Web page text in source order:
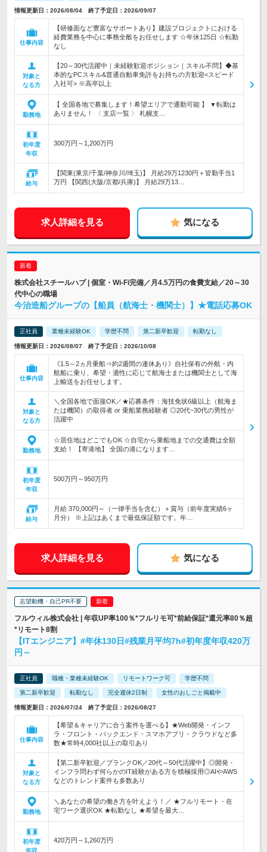
情報更新日：2026/08/04 終了予定日：2026/09/07
仕事内容
【研修面など豊富なサポートあり】建設プロジェクトにおける
経費業務を中心に事務全般をお任せします ☆年休125日 ☆転勤
なし
対象と
なる方
【20～30代活躍中｜未経験歓迎ポジション｜スキル不問】◆基
本的なPCスキル&普通自動車免許をお持ちの方歓迎<スピード
入社可> ※高卒以上
勤務地
【 全国各地で募集します！希望エリアで通勤可能 】 ▼転勤は
ありません！ 〈 支店一覧 〉 札幌支…
初年度
年収
300万円～1,200万円
給与
【関東(東京/千葉/神奈川/埼玉)】 月給29万1230円＋皆勤手当1
万円 【関西(大阪/京都/兵庫)】 月給29万13…
求人詳細を見る 気になる
株式会社スチールハブ | 個室・Wi-Fi完備／月4.5万円の食費支給／20～30
代中心の職場
今治造船グループの【船員（航海士・機関士）】★電話応募OK
正社員 業種未経験OK 学歴不問 第二新卒歓迎 転勤なし
情報更新日：2026/08/07 終了予定日：2026/10/08
仕事内容
《1.5～2ヵ月乗船⇒約2週間の連休あり》自社保有の外航・内
航船に乗り、希望・適性に応じて航海士または機関士として海
上輸送をお任せします。
対象と
なる方
＼全国各地で面接OK／★応募条件：海技免状6級以上（航海ま
たは機関）の取得者 or 乗船業務経験者 ◎20代~30代の男性が
活躍中
勤務地
☆居住地はどこでもOK ☆自宅から乗船地までの交通費は全額
支給！ 【寄港地】 全国の港になります…
初年度
年収
500万円～950万円
給与
月給 370,000円～（一律手当を含む）＋賞与（前年度実績6ヶ
月分） ※上記はあくまで最低保証額です。年…
求人詳細を見る 気になる
志望動機・自己PR不要
フルウィル株式会社 | 年収UP率100％*フルリモ可*前給保証*還元率80％超
*リモート8割
【ITエンジニア】#年休130日#残業月平均7h#初年度年収420万
円～
正社員 職種・業種未経験OK リモートワーク可 学歴不問
第二新卒歓迎 転勤なし 完全週休2日制 女性のおしごと掲載中
情報更新日：2026/07/24 終了予定日：2026/08/27
仕事内容
【希望＆キャリアに合う案件を選べる】★Web開発・インフ
ラ・フロント・バックエンド・スマホアプリ・クラウドなど多
数★常時4,000社以上の取引あり
対象と
なる方
【第二新卒歓迎／ブランクOK／20代～50代活躍中】◎開発・
インフラ問わず何らかのIT経験がある方を積極採用◎AIやAWS
などのトレンド案件も多数あり
勤務地
＼あなたの希望の働き方を叶えよう！／ ★フルリモート・在
宅ワーク選択OK ★転勤なし ★希望を最大…
初年度
年収
420万円～1,260万円